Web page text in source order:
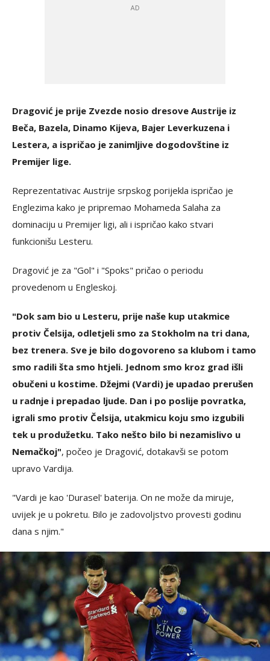
Dragović je prije Zvezde nosio dresove Austrije iz
Beča, Bazela, Dinamo Kijeva, Bajer Leverkuzena i
Lestera, a ispričao je zanimljive dogodovštine iz
Premijer lige.
Reprezentativac Austrije srpskog porijekla ispričao je
Englezima kako je pripremao Mohameda Salaha za
dominaciju u Premijer ligi, ali i ispričao kako stvari
funkcionišu Lesteru.
Dragović je za "Gol" i "Spoks" pričao o periodu
provedenom u Engleskoj.
"Dok sam bio u Lesteru, prije naše kup utakmice
protiv Čelsija, odletjeli smo za Stokholm na tri dana,
bez trenera. Sve je bilo dogovoreno sa klubom i tamo
smo radili šta smo htjeli. Jednom smo kroz grad išli
obučeni u kostime. Džejmi (Vardi) je upadao prerušen
u radnje i prepadao ljude. Dan i po poslije povratka,
igrali smo protiv Čelsija, utakmicu koju smo izgubili
tek u produžetku. Tako nešto bilo bi nezamislivo u
Nemačkoj", počeo je Dragović, dotakavši se potom
upravo Vardija.
"Vardi je kao 'Durasel' baterija. On ne može da miruje,
uvijek je u pokretu. Bilo je zadovoljstvo provesti godinu
dana s njim."